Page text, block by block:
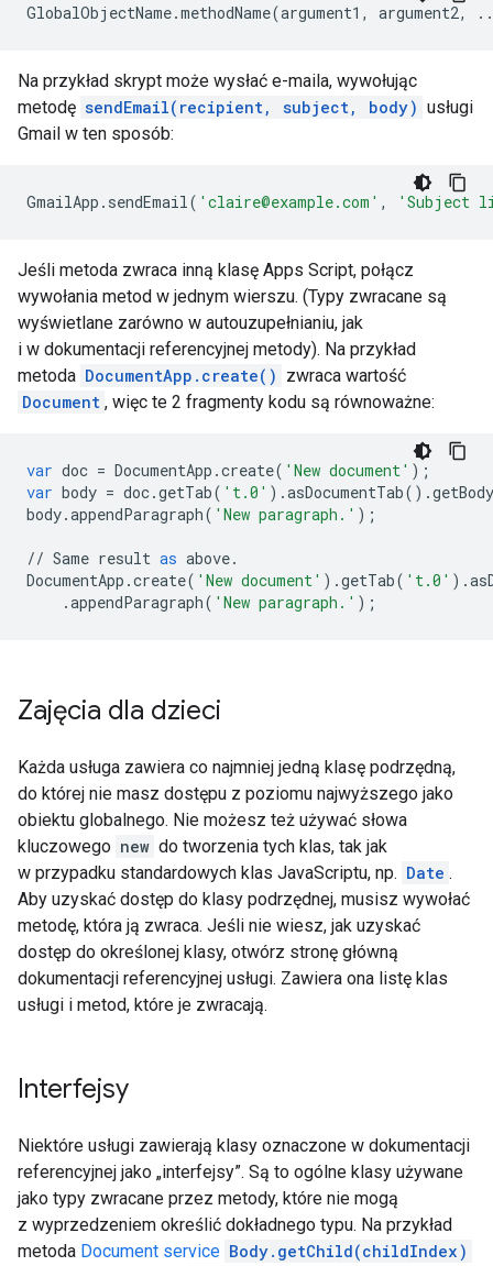
Na przykład skrypt może wysłać e-maila, wywołując
metodę sendEmail(recipient, subject, body) usługi
Gmail w ten sposób:
GmailApp . sendEmail( 'claire@example.com' , 'Subject
Jeśli metoda zwraca inną klasę Apps Script, połącz
wywołania metod w jednym wierszu. (Typy zwracane są
wyświetlane zarówno w autouzupełnianiu, jak
i w dokumentacji referencyjnej metody). Na przykład
metoda DocumentApp.create() zwraca wartość
Document , więc te 2 fragmenty kodu są równoważne:
var doc = DocumentApp .create( 'New document' );
var body = doc.getTab( 't.0' ) .asDocumentTab() .getBody
body.appendParagraph( 'New paragraph.' );
// Same result as above.
DocumentApp .create( 'New document' ) .getTab( 't.0' ) .
.appendParagraph( 'New paragraph.' );
Zajęcia dla dzieci
Każda usługa zawiera co najmniej jedną klasę podrzędną,
do której nie masz dostępu z poziomu najwyższego jako
obiektu globalnego. Nie możesz też używać słowa
kluczowego new do tworzenia tych klas, tak jak
w przypadku standardowych klas JavaScriptu, np. Date .
Aby uzyskać dostęp do klasy podrzędnej, musisz wywołać
metodę, która ją zwraca. Jeśli nie wiesz, jak uzyskać
dostęp do określonej klasy, otwórz stronę główną
dokumentacji referencyjnej usługi. Zawiera ona listę klas
usługi i metod, które je zwracają.
Interfejsy
Niektóre usługi zawierają klasy oznaczone w dokumentacji
referencyjnej jako „interfejsy”. Są to ogólne klasy używane
jako typy zwracane przez metody, które nie mogą
z wyprzedzeniem określić dokładnego typu. Na przykład
metoda Document service Body.getChild(childIndex)